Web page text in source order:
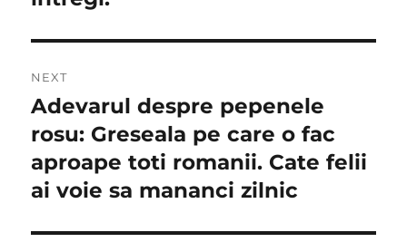
NEXT
Next
post:
Adevarul despre pepenele
rosu: Greseala pe care o fac
aproape toti romanii. Cate felii
ai voie sa mananci zilnic